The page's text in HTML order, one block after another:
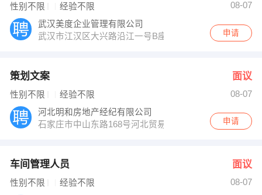
性别不限 经验不限
08-07
武汉美度企业管理有限公司
武汉市江汉区大兴路沿江一号B座9楼美洲鹰
申请
策划文案 面议
性别不限 经验不限
08-07
河北明和房地产经纪有限公司
石家庄市中山东路168号河北贸易大厦八层
申请
车间管理人员 面议
性别不限 经验不限
08-07